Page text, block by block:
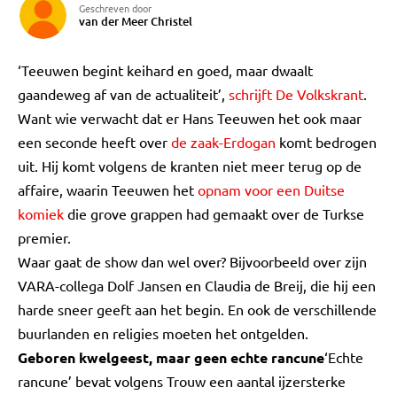
Geschreven door
van der Meer Christel
‘Teeuwen begint keihard en goed, maar dwaalt
gaandeweg af van de actualiteit’, schrijft De Volkskrant.
Want wie verwacht dat er Hans Teeuwen het ook maar
een seconde heeft over de zaak-Erdogan komt bedrogen
uit. Hij komt volgens de kranten niet meer terug op de
affaire, waarin Teeuwen het opnam voor een Duitse
komiek die grove grappen had gemaakt over de Turkse
premier.
Waar gaat de show dan wel over? Bijvoorbeeld over zijn
VARA-collega Dolf Jansen en Claudia de Breij, die hij een
harde sneer geeft aan het begin. En ook de verschillende
buurlanden en religies moeten het ontgelden.
Geboren kwelgeest, maar geen echte rancune‘Echte
rancune’ bevat volgens Trouw een aantal ijzersterke